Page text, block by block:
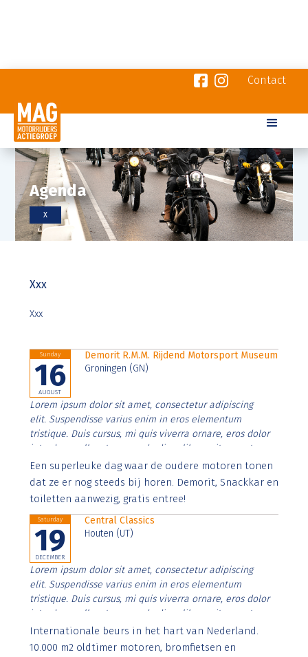
Contact
Agenda
X
Xxx
Xxx
Sunday
16
AUGUST
Demorit R.M.M. Rijdend Motorsport Museum
Groningen (GN)
Lorem ipsum dolor sit amet, consectetur adipiscing
elit. Suspendisse varius enim in eros elementum
tristique. Duis cursus, mi quis viverra ornare, eros dolor
interdum nulla, ut commodo diam libero vitae erat.
Aenean faucibus nibh et justo cursus id rutrum lorem
imperdiet. Nunc ut sem vitae risus tristique posuere.
Een superleuke dag waar de oudere motoren tonen
dat ze er nog steeds bij horen. Demorit, Snackkar en
toiletten aanwezig, gratis entree!
Saturday
19
DECEMBER
Central Classics
Houten (UT)
Lorem ipsum dolor sit amet, consectetur adipiscing
elit. Suspendisse varius enim in eros elementum
tristique. Duis cursus, mi quis viverra ornare, eros dolor
interdum nulla, ut commodo diam libero vitae erat.
Aenean faucibus nibh et justo cursus id rutrum lorem
imperdiet. Nunc ut sem vitae risus tristique posuere.
Internationale beurs in het hart van Nederland.
10.000 m2 oldtimer motoren, bromfietsen en